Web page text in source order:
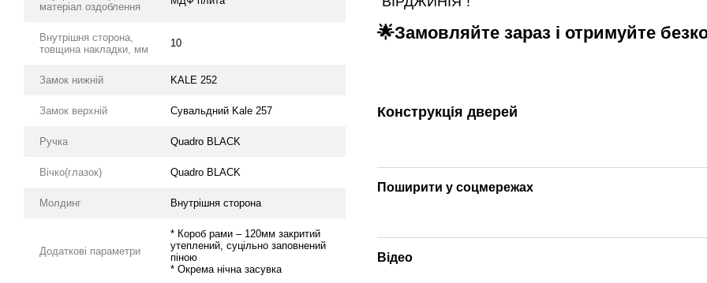
матеріал оздоблення
Внутрішня сторона,
товщина накладки, мм
10
Замок нижній KALE 252
Замок верхній Сувальдний Kale 257
Ручка Quadro BLACK
Вічко(глазок) Quadro BLACK
Молдинг Внутрішня сторона
Додаткові параметри
* Короб рами – 120мм закритий
утеплений, суцільно заповнений
піною
* Окрема нічна засувка
🌟Замовляйте зараз і отримуйте
Конструкція дверей
Поширити у соцмережах
Відео